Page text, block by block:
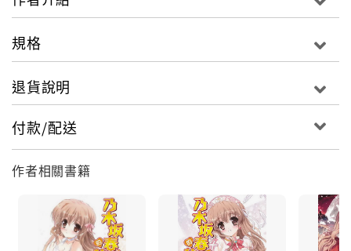
規格
退貨說明
付款/配送
作者相關書籍